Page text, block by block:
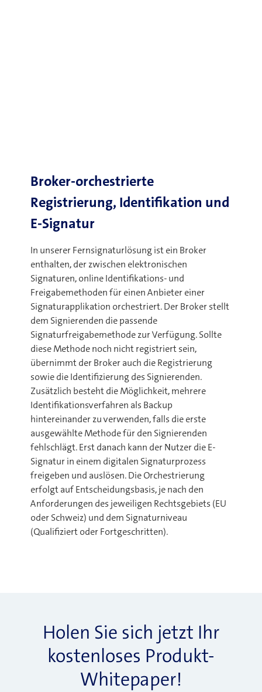
Broker-orchestrierte
Registrierung, Identifikation und
E-Signatur
In unserer Fernsignaturlösung ist ein Broker
enthalten, der zwischen elektronischen
Signaturen, online Identifikations- und
Freigabemethoden für einen Anbieter einer
Signaturapplikation orchestriert. Der Broker stellt
dem Signierenden die passende
Signaturfreigabemethode zur Verfügung. Sollte
diese Methode noch nicht registriert sein,
übernimmt der Broker auch die Registrierung
sowie die Identifizierung des Signierenden.
Zusätzlich besteht die Möglichkeit, mehrere
Identifikationsverfahren als Backup
hintereinander zu verwenden, falls die erste
ausgewählte Methode für den Signierenden
fehlschlägt. Erst danach kann der Nutzer die E-
Signatur in einem digitalen Signaturprozess
freigeben und auslösen. Die Orchestrierung
erfolgt auf Entscheidungsbasis, je nach den
Anforderungen des jeweiligen Rechtsgebiets (EU
oder Schweiz) und dem Signaturniveau
(Qualifiziert oder Fortgeschritten).
Holen Sie sich jetzt Ihr
kostenloses Produkt-
Whitepaper!